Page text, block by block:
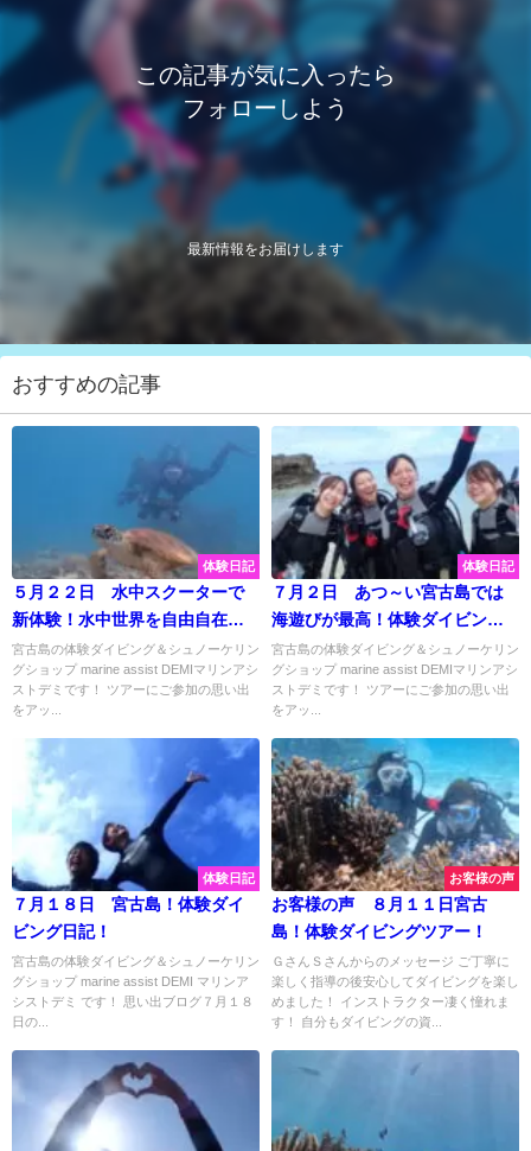
この記事が気に入ったら
フォローしよう
最新情報をお届けします
おすすめの記事
体験日記
５月２２日 水中スクーターで
新体験！水中世界を自由自在に
♡
宮古島の体験ダイビング＆シュノーケリン
グショップ marine assist DEMIマリンアシ
ストデミです！ ツアーにご参加の思い出
をアッ...
体験日記
７月２日 あつ～い宮古島では
海遊びが最高！体験ダイビング
で水中散歩♪
宮古島の体験ダイビング＆シュノーケリン
グショップ marine assist DEMIマリンアシ
ストデミです！ ツアーにご参加の思い出
をアッ...
体験日記
７月１８日 宮古島！体験ダイ
ビング日記！
宮古島の体験ダイビング＆シュノーケリン
グショップ marine assist DEMI マリンア
シストデミ です！ 思い出ブログ７月１８
日の...
お客様の声
お客様の声 ８月１１日宮古
島！体験ダイビングツアー！
ＧさんＳさんからのメッセージ ご丁寧に
楽しく指導の後安心してダイビングを楽し
めました！ インストラクター凄く憧れま
す！ 自分もダイビングの資...